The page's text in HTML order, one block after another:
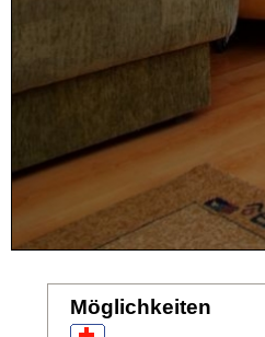
Möglichkeiten